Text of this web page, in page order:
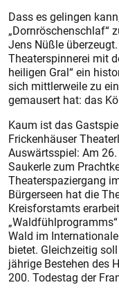
Dass es gelingen
„Dornröschenschlaf“
Jens Nüßle
Theaterspinnerei mit
heiligen Gral“ ein
sich mittlerweile zu
gemausert hat: das
Kaum ist das
Frickenhäuser
Auswärtsspiel: Am
Saukerle zum
Theaterspaziergang
Bürgerseen hat die
Kreisforstamts
Wald im
bietet. Gleichzeitig
jährige Bestehen des
200. Todestag der